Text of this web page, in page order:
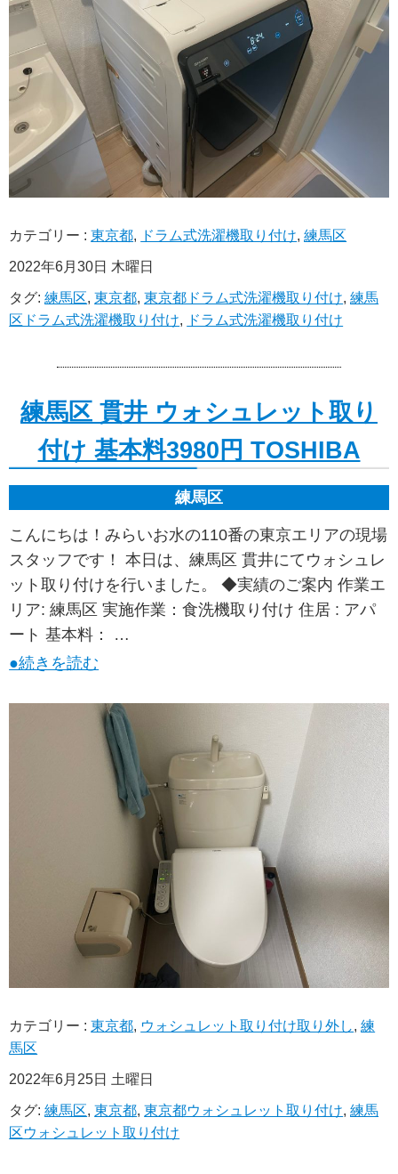
カテゴリー :東京都, ドラム式洗濯機取り付け,練馬区
2022年6月30日 木曜日
タグ:練馬区,東京都,東京都ドラム式洗濯機取り付け,練馬
区ドラム式洗濯機取り付け, ドラム式洗濯機取り付け
練馬区 貫井 ウォシュレット取り
付け 基本料3980円 TOSHIBA
練馬区
こんにちは！みらいお水の110番の東京エリアの現場
スタッフです！ 本日は、練馬区 貫井にてウォシュレ
ット取り付けを行いました。 ◆実績のご案内 作業エ
リア: 練馬区 実施作業：食洗機取り付け 住居 : アパ
ート 基本料： …
●続きを読む
カテゴリー :東京都, ウォシュレット取り付け取り外し,練
馬区
2022年6月25日 土曜日
タグ:練馬区,東京都,東京都ウォシュレット取り付け,練馬
区ウォシュレット取り付け